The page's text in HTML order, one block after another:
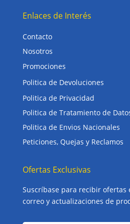
Enlaces de Interés
Contacto
Nosotros
Promociones
Politica de Devoluciones
Politica de Privacidad
Politica de Tratamiento de
Politica de Envios Nacionales
Peticiones, Quejas y Reclamos
Ofertas Exclusivas
Suscríbase para recibir ofertas
correo y actualizaciones de